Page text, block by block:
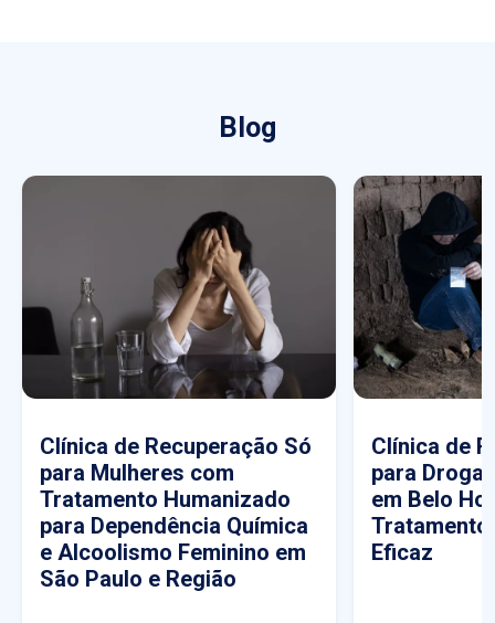
Blog
Clínica de Recuperação Só
para Mulheres com
Tratamento Humanizado
para Dependência Química
e Alcoolismo Feminino em
São Paulo e Região
Clínica de
para
em Belo
Tratamento
Eficaz